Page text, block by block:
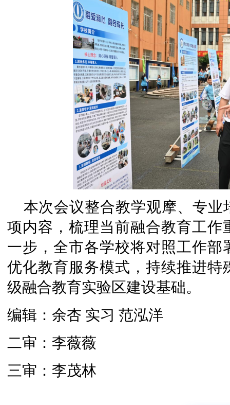
本次会议整合教学观摩、专
项内容，梳理当前融合教育工
一步，全市各学校将对照工作
优化教育服务模式，持续推进
级融合教育实验区建设基础。
编辑：余杏 实习 范泓洋
二审：李薇薇
三审：李茂林